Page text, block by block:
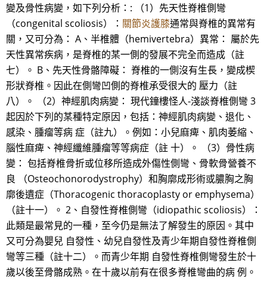
變及骨性病變，如下列分析：: （1）先天性脊椎側彎
（congenital scoliosis）： 關節炎護膝通常與脊椎的異常有
關，又可分為： A、半椎體（hemivertebra）異常： 屬於先
天性異常疾病，是脊椎的某一側的發展不完全而造成（註
七）。 B、先天性骨骼障礙： 脊椎的一側沒有生長，變成楔
形狀脊椎。因此在側彎凹側的脊椎承受很大的 壓力（註
八）。 （2）神經肌肉病變： 現代鐘樓怪人-淺談脊椎側彎 3
起因於下列的某種特定原因，包括：神經肌肉病變、退化、
感染、腫瘤等病 症（註九）。例如：小兒麻痺、肌肉萎縮、
腦性麻痺、神經纖維腫瘤等等病症（註 十）。 （3）骨性病
變： 包括脊椎骨折或位移所造成外傷性側彎、骨軟骨營養不
良 （Osteochonorodystrophy）和胸廓成形術或膿胸之胸
廓後遺症（Thoracogenic thoracoplasty or emphysema）
（註十一）。 2、自發性脊椎側彎（idiopathic scoliosis）：
此類是最常見的一種，至今仍是無法了解發生的原因。其中
又可分為嬰兒 自發性、幼兒自發性及青少年期自發性脊椎側
彎等三種（註十二）。而青少年期 自發性脊椎側彎發生於十
歲以後至骨骼成熟。在十歲以前有在很多脊椎彎曲的病 例。